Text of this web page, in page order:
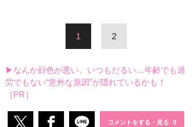
1 2
▶なんか顔色が悪い、いつもだるい…年齢でも過
労でもない“意外な原因”が隠れているかも！
［PR］
コメントをする・見る